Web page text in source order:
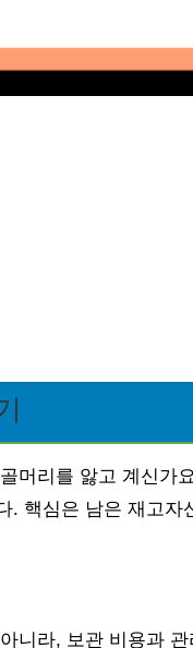
머리를 앓고 계신가
. 핵심은 남은 재고자
니라, 보관 비용과